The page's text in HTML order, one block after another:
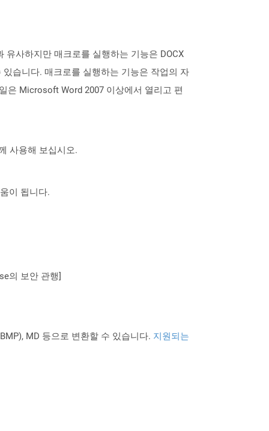
사하지만 매크로를 실행하는 기능은 DOCX
습니다. 매크로를 실행하는 기능은 작업의 자
은 Microsoft Word 2007 이상에서 열리고 편
사용해 보십시오.
이 됩니다.
의 보안 관행]
MD 등으로 변환할 수 있습니다. 지원되는